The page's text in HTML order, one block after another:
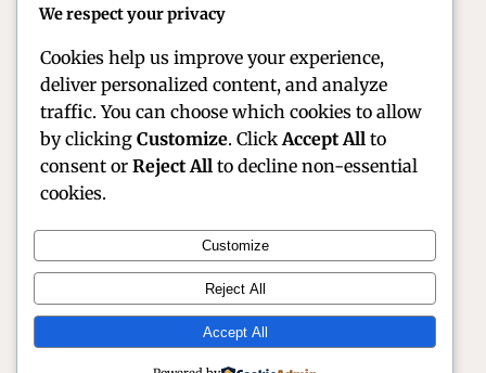
konsisten menunjukkan progres yang
Official Site of Christian Montanari | Racer &
Motorsport Profile
We respect your privacy
Cookies help us improve your experience,
deliver personalized content, and analyze
traffic. You can choose which cookies to allow
by clicking Customize. Click Accept All to
consent or Reject All to decline non-essential
cookies.
Customize
Reject All
Accept All